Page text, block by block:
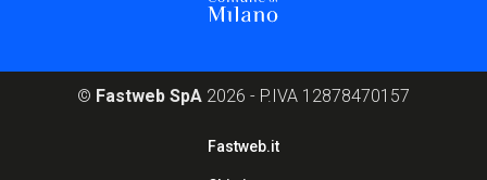
© Fastweb SpA 2026 - P.IVA 12878470157
Fastweb.it